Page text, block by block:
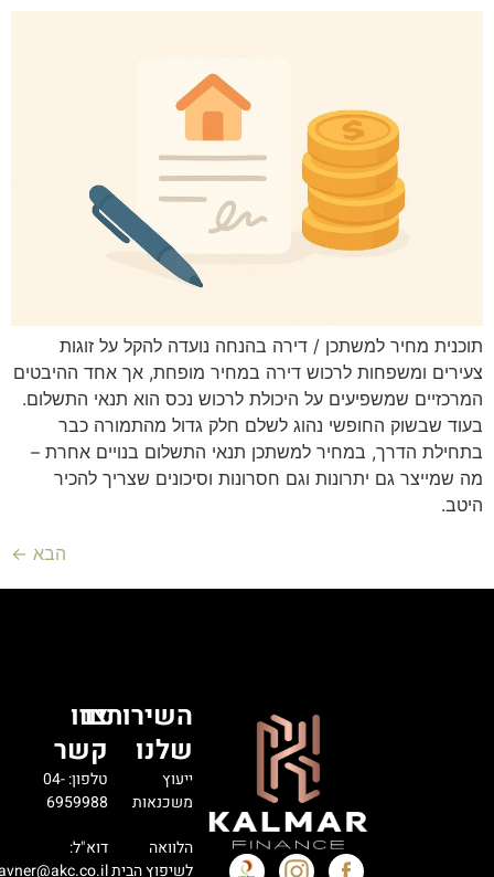
תוכנית מחיר למשתכן / דירה בהנחה נועדה להקל על זוגות
צעירים ומשפחות לרכוש דירה במחיר מופחת, אך אחד ההיבטים
המרכזיים שמשפיעים על היכולת לרכוש נכס הוא תנאי התשלום.
בעוד שבשוק החופשי נהוג לשלם חלק גדול מהתמורה כבר
בתחילת הדרך, במחיר למשתכן תנאי התשלום בנויים אחרת –
מה שמייצר גם יתרונות וגם חסרונות וסיכונים שצריך להכיר
היטב.
הבא ←
השירותים
שלנו
ייעוץ
משכנאות
הלוואה
לשיפוץ הבית
צרו
קשר
טלפון: 04-
6959988
דוא"ל:
avner@akc.co.il